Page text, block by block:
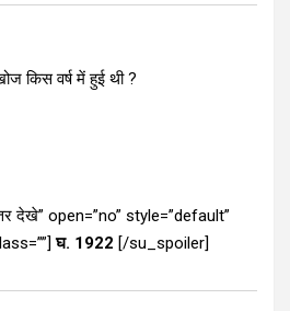
किस वर्ष में हुई थी ?
देखे” open=”no” style=”default”
घ. 1922 [/su_spoiler]